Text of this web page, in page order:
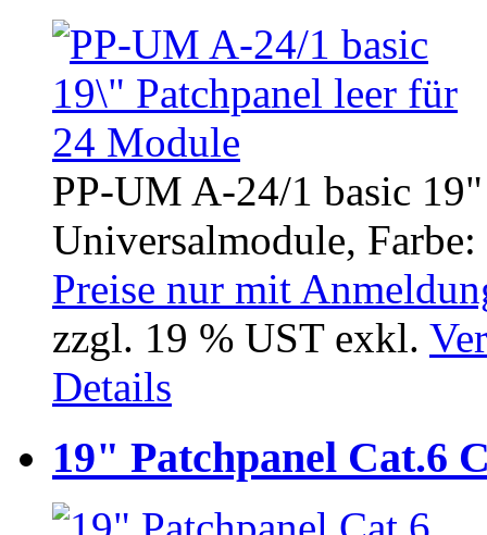
PP-UM A-24/1 basic
Universalmodule,
Preise nur mit
zzgl. 19 % UST exkl.
Details
19" Patchpanel Cat.6